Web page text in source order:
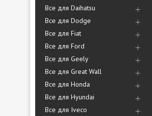
Все для Daihatsu
Все для Dodge
Все для Fiat
Все для Ford
Все для Geely
Все для Great Wall
Все для Honda
Все для Hyundai
Все для Iveco